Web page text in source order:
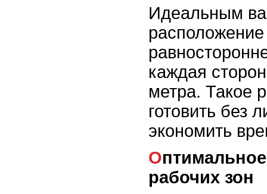
Идеальным
каждая
метра. Такое
готовить без
экономить
Оптимальное распределение
рабочих зон